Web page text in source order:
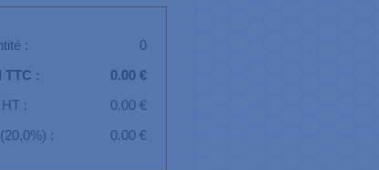
:
0
TTC :
0.00 €
:
0.00 €
:
0.00 €